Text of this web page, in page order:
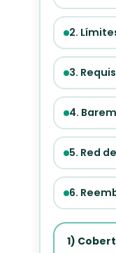
2.
3.
4.
5. Red
6.
1)